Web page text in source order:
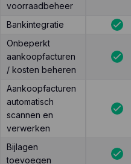
voorraadbeheer
Bankintegratie
Onbeperkt
aankoopfacturen
/ kosten beheren
Aankoopfacturen
automatisch
scannen en
verwerken
Bijlagen
toevoegen